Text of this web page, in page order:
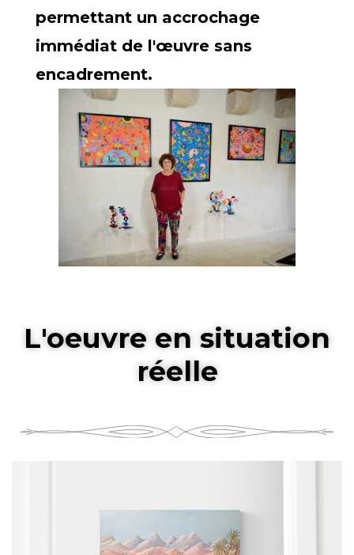
permettant un accrochage
immédiat de l'œuvre sans
encadrement.
L'oeuvre en situation
réelle